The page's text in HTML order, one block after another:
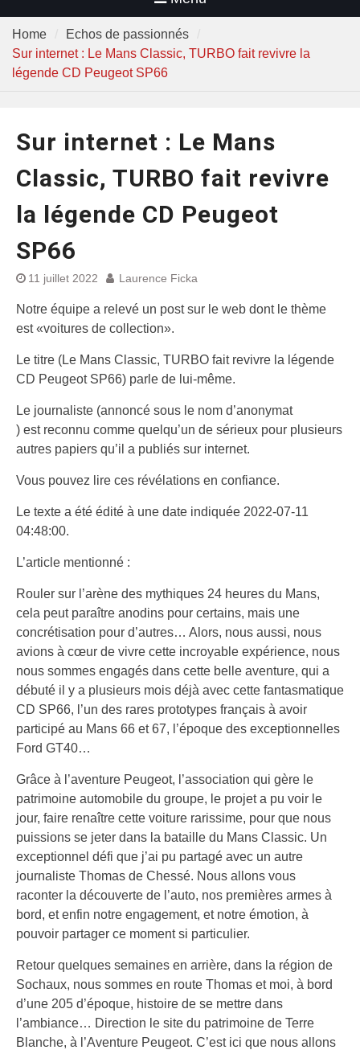
Home
Echos de passionnés
Sur internet : Le Mans Classic, TURBO fait revivre la
légende CD Peugeot SP66
Sur internet : Le Mans
Classic, TURBO fait revivre
la légende CD Peugeot
SP66
11 juillet 2022 Laurence Ficka
Notre équipe a relevé un post sur le web dont le thème
est «voitures de collection».
Le titre (Le Mans Classic, TURBO fait revivre la légende
CD Peugeot SP66) parle de lui-même.
Le journaliste (annoncé sous le nom d’anonymat
) est reconnu comme quelqu’un de sérieux pour plusieurs
autres papiers qu’il a publiés sur internet.
Vous pouvez lire ces révélations en confiance.
Le texte a été édité à une date indiquée 2022-07-11
04:48:00.
L’article mentionné :
Rouler sur l’arène des mythiques 24 heures du Mans,
cela peut paraître anodins pour certains, mais une
concrétisation pour d’autres… Alors, nous aussi, nous
avions à cœur de vivre cette incroyable expérience, nous
nous sommes engagés dans cette belle aventure, qui a
débuté il y a plusieurs mois déjà avec cette fantasmatique
CD SP66, l’un des rares prototypes français à avoir
participé au Mans 66 et 67, l’époque des exceptionnelles
Ford GT40…
Grâce à l’aventure Peugeot, l’association qui gère le
patrimoine automobile du groupe, le projet a pu voir le
jour, faire renaître cette voiture rarissime, pour que nous
puissions se jeter dans la bataille du Mans Classic. Un
exceptionnel défi que j’ai pu partagé avec un autre
journaliste Thomas de Chessé. Nous allons vous
raconter la découverte de l’auto, nos premières armes à
bord, et enfin notre engagement, et notre émotion, à
pouvoir partager ce moment si particulier.
Retour quelques semaines en arrière, dans la région de
Sochaux, nous sommes en route Thomas et moi, à bord
d’une 205 d’époque, histoire de se mettre dans
l’ambiance… Direction le site du patrimoine de Terre
Blanche, à l’Aventure Peugeot. C’est ici que nous allons